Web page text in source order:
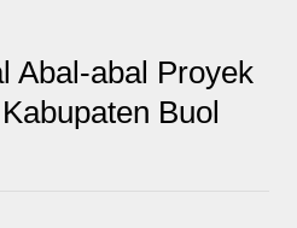
Abal-abal Proyek
Buol